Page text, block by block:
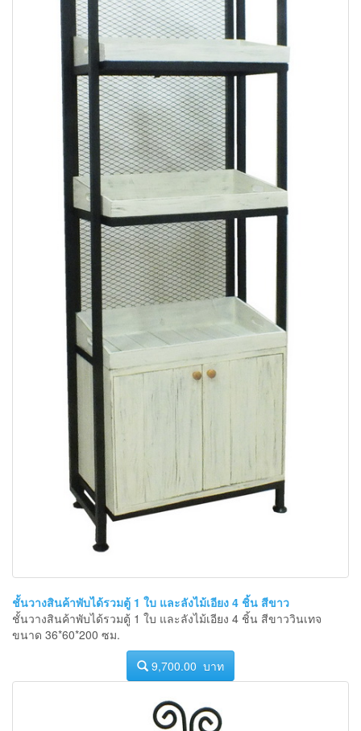
ชั้นวางสินค้าพับได้รวมตู้ 1 ใบ และลังไม้เอียง 4 ชิ้น สีขาว
ชั้นวางสินค้าพับได้รวมตู้ 1 ใบ และลังไม้เอียง 4 ชิ้น สีขาววินเทจ
ขนาด 36*60*200 ซม.
9,700.00 บาท